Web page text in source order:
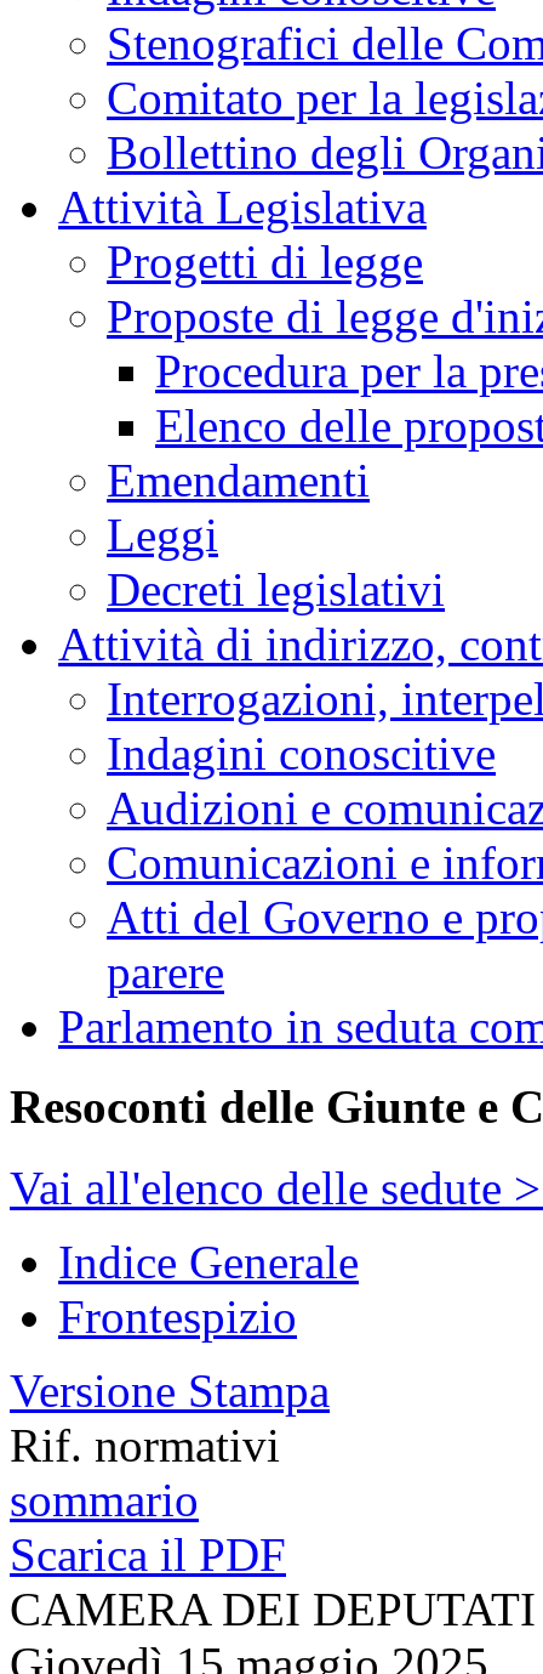
Agenda dei Lavori
Resoconti
Assemblea
Giunte e Commissioni
Audizioni
Indagini conoscitive
Stenografici delle
Comitato per la
Bollettino degli
Attività Legislativa
Progetti di legge
Proposte di legge
Procedura per la
Elenco delle
Emendamenti
Leggi
Decreti legislativi
Attività di indirizzo,
Interrogazioni,
Indagini conoscitive
Audizioni e
Comunicazioni e
parere
Parlamento in seduta
Resoconti delle Giunte e
Vai all'elenco delle sedute
Indice Generale
Frontespizio